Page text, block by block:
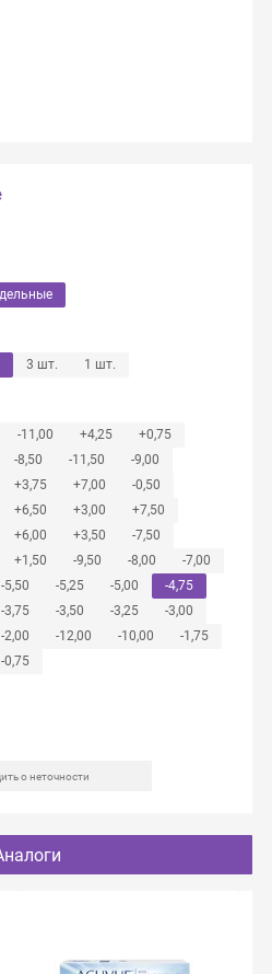
3 шт. 1 шт.
-11,00 +4,25
+0,75
-8,50 -11,50
-9,00
+3,75 +7,00
-0,50
+6,50 +3,00
+7,50
+6,00 +3,50
-7,50
+1,50 -9,50 -8,00
-7,00
-5,50 -5,25 -5,00
-4,75
-3,75 -3,50 -3,25
-3,00
-2,00 -12,00 -10,00
-1,75
-0,75
о неточности